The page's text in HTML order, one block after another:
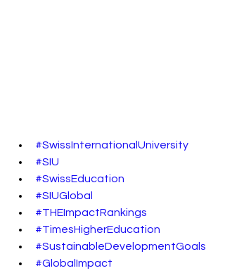
#SwissInternationalUniversity
#SIU
#SwissEducation
#SIUGlobal
#THEImpactRankings
#TimesHigherEducation
#SustainableDevelopmentGoals
#GlobalImpact